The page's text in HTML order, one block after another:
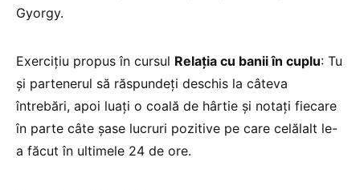
Gyorgy.
Exercițiu propus în cursul Relația cu banii în cuplu: Tu
și partenerul să răspundeți deschis la câteva
întrebări, apoi luați o coală de hârtie și notați fiecare
în parte câte șase lucruri pozitive pe care celălalt le-
a făcut în ultimele 24 de ore.